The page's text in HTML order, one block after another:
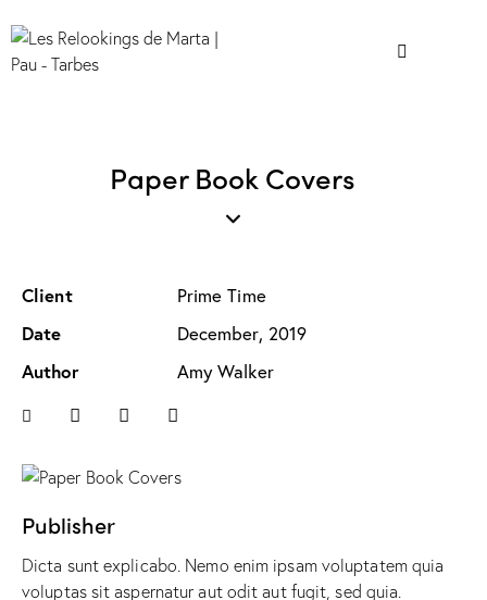
Paper Book Covers
Client
Prime Time
Date
December, 2019
Author
Amy Walker
Publisher
Dicta sunt explicabo. Nemo enim ipsam voluptatem quia
voluptas sit aspernatur aut odit aut fugit, sed quia.